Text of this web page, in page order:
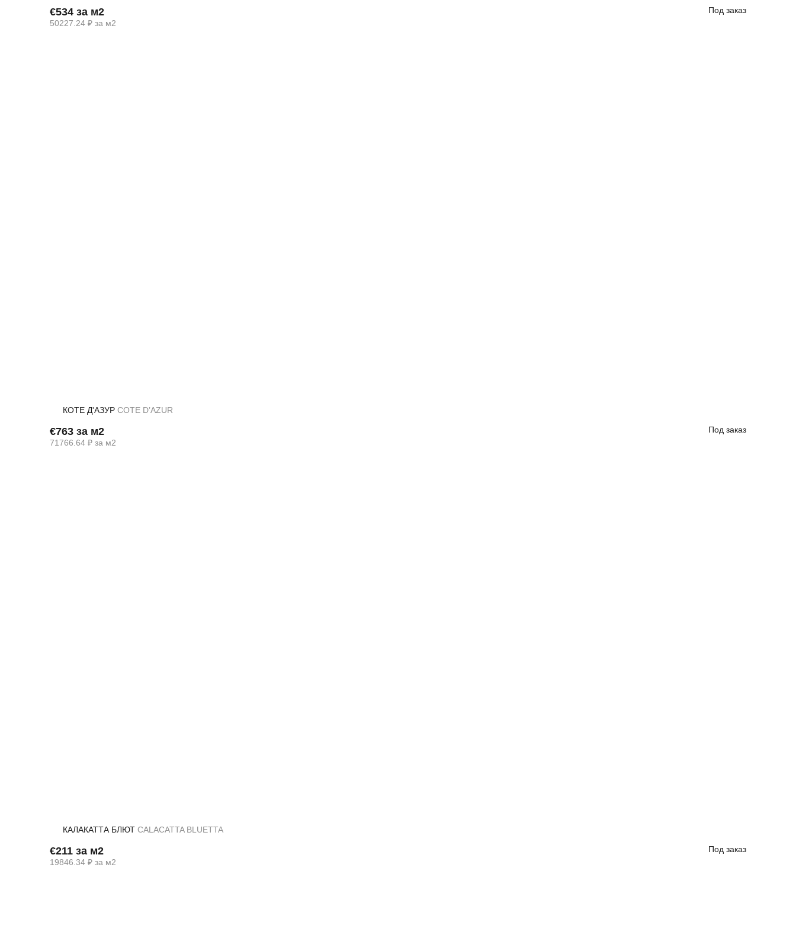
€534 за м2
50227.24 ₽ за м2
Под заказ
КОТЕ Д'АЗУР COTE D’AZUR
€763 за м2
71766.64 ₽ за м2
Под заказ
КАЛАКАТТА БЛЮТ CALACATTA BLUETTA
€211 за м2
19846.34 ₽ за м2
Под заказ